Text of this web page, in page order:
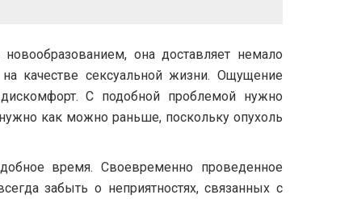
она доставляет немало
на качестве сексуальной жизни. Ощущение
С подобной проблемой нужно
как можно раньше, поскольку опухоль
время. Своевременно проведенное
забыть о неприятностях, связанных с